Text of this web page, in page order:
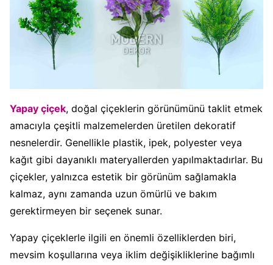
Yapay çiçek, doğal çiçeklerin görünümünü taklit etmek
amacıyla çeşitli malzemelerden üretilen dekoratif
nesnelerdir. Genellikle plastik, ipek, polyester veya
kağıt gibi dayanıklı materyallerden yapılmaktadırlar. Bu
çiçekler, yalnızca estetik bir görünüm sağlamakla
kalmaz, aynı zamanda uzun ömürlü ve bakım
gerektirmeyen bir seçenek sunar.
Yapay çiçeklerle ilgili en önemli özelliklerden biri,
mevsim koşullarına veya iklim değişikliklerine bağımlı